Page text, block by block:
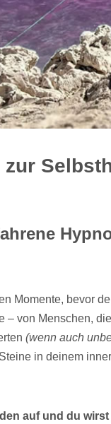
Momente, bevor
– von Menschen,
(wenn auch
in deinem
auf und du